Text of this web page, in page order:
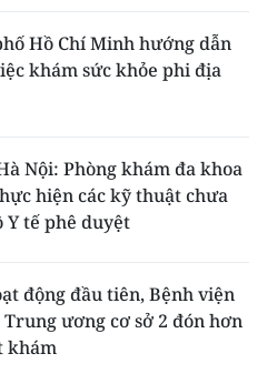
Hồ Chí Minh hướng dẫn
khám sức khỏe phi địa
Nội: Phòng khám đa khoa
hiện các kỹ thuật chưa
Y tế phê duyệt
động đầu tiên, Bệnh viện
Trung ương cơ sở 2 đón hơn
khám